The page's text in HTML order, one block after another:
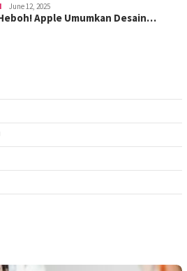
June 12, 2025
Apple Umumkan Desain…